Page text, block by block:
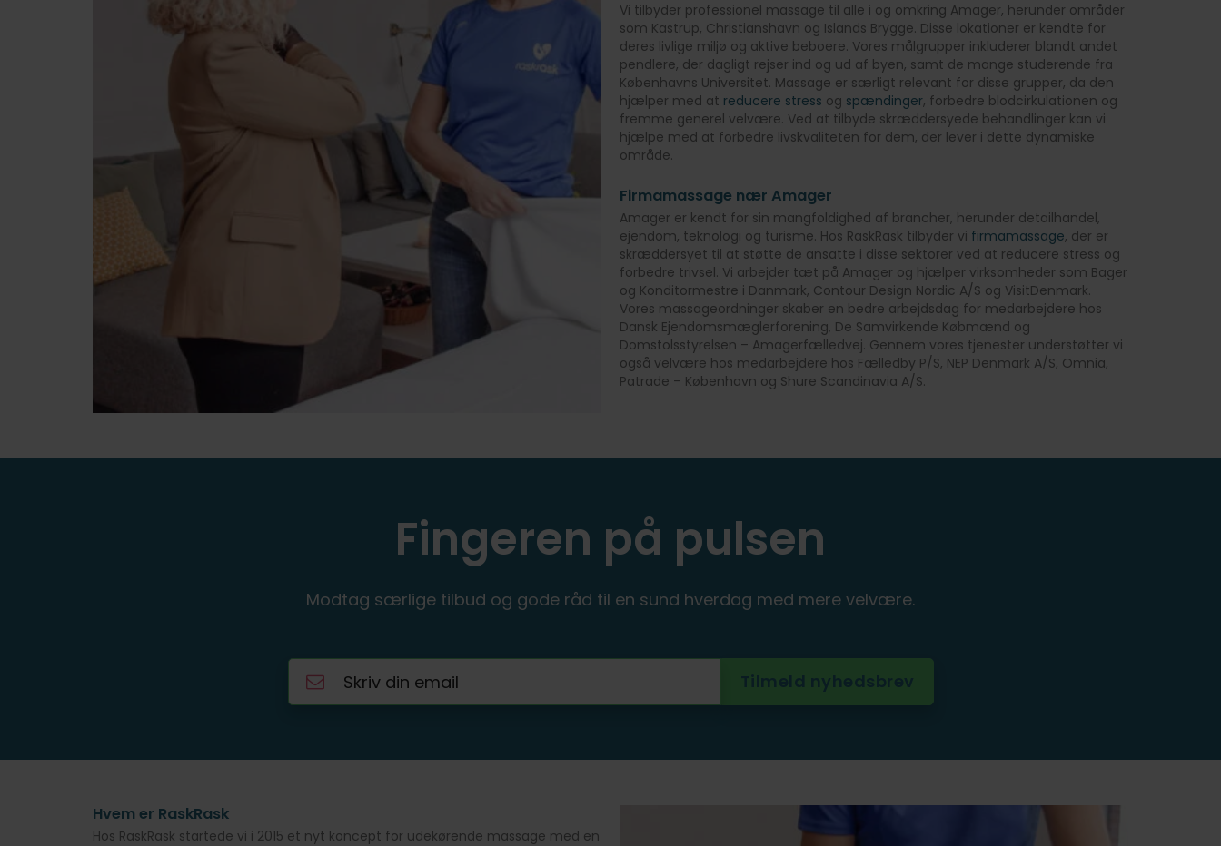
Vi tilbyder professionel massage til alle i og omkring Amager, herunder områder
som Kastrup, Christianshavn og Islands Brygge. Disse lokationer er kendte for
deres livlige miljø og aktive beboere. Vores målgrupper inkluderer blandt andet
pendlere, der dagligt rejser ind og ud af byen, samt de mange studerende fra
Københavns Universitet. Massage er særligt relevant for disse grupper, da den
hjælper med at reducere stress og spændinger, forbedre blodcirkulationen og
fremme generel velvære. Ved at tilbyde skræddersyede behandlinger kan vi
hjælpe med at forbedre livskvaliteten for dem, der lever i dette dynamiske
område.
Firmamassage nær Amager
Amager er kendt for sin mangfoldighed af brancher, herunder detailhandel,
ejendom, teknologi og turisme. Hos RaskRask tilbyder vi firmamassage, der er
skræddersyet til at støtte de ansatte i disse sektorer ved at reducere stress og
forbedre trivsel. Vi arbejder tæt på Amager og hjælper virksomheder som Bager
og Konditormestre i Danmark, Contour Design Nordic A/S og VisitDenmark.
Vores massageordninger skaber en bedre arbejdsdag for medarbejdere hos
Dansk Ejendomsmæglerforening, De Samvirkende Købmænd og
Domstolsstyrelsen – Amagerfælledvej. Gennem vores tjenester understøtter vi
også velvære hos medarbejdere hos Fælledby P/S, NEP Denmark A/S, Omnia,
Patrade – København og Shure Scandinavia A/S.
Fingeren på pulsen
Modtag særlige tilbud og gode råd til en sund hverdag med mere velvære.
Hvem er RaskRask
Hos RaskRask startede vi i 2015 et nyt koncept for udekørende massage med en